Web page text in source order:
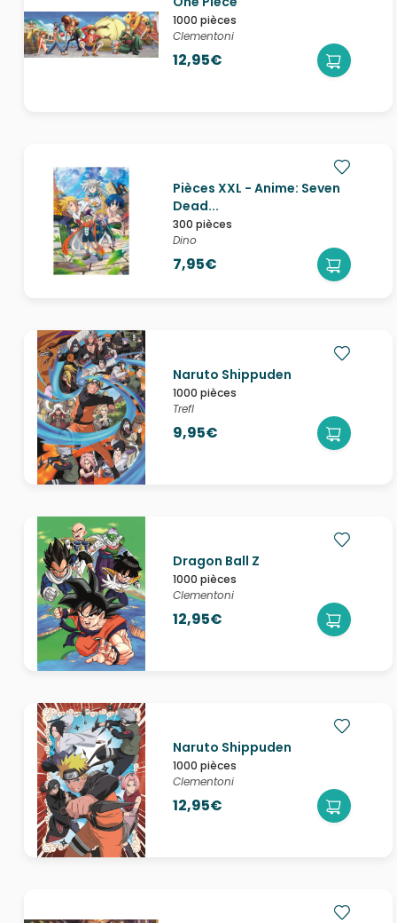
1000 pièces
Clementoni
12,95€
Pièces XXL - Anime: Seven
Dead...
300 pièces
Dino
7,95€
Naruto Shippuden
1000 pièces
Trefl
9,95€
Dragon Ball Z
1000 pièces
Clementoni
12,95€
Naruto Shippuden
1000 pièces
Clementoni
12,95€